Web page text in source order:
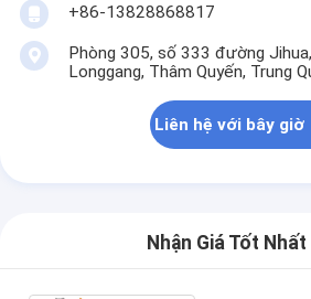
+86-13828868817
Phòng 305, số 333 đường
Longgang, Thâm Quyến, Trung
Liên hệ với bây giờ
Nhận Giá Tốt Nhất